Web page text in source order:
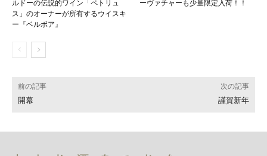
ルドーの伝説的ワイン「ペトリュ
ス」のオーナーが所有するウイスキ
ー『ベルボア』
ーヴァチャーも少量限定入荷！！
前の記事
開幕
次の記事
謹賀新年